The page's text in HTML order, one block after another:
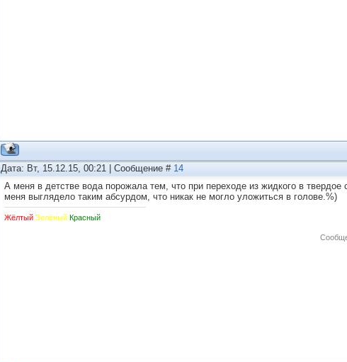
Дата: Вт, 15.12.15, 00:21 | Сообщение # 14
А меня в детстве вода порожала тем, что при переходе из жидкого в твердое
меня выглядело таким абсурдом, что никак не могло уложиться в голове.%)
Жёлтый Зелёный Красный